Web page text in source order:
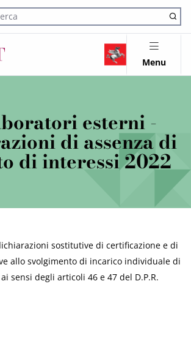
nel sito
Menu
esterni -
di assenza di
di interessi 2022
sostitutive di certificazione e di
allo svolgimento di incarico individuale di
sensi degli articoli 46 e 47 del D.P.R.